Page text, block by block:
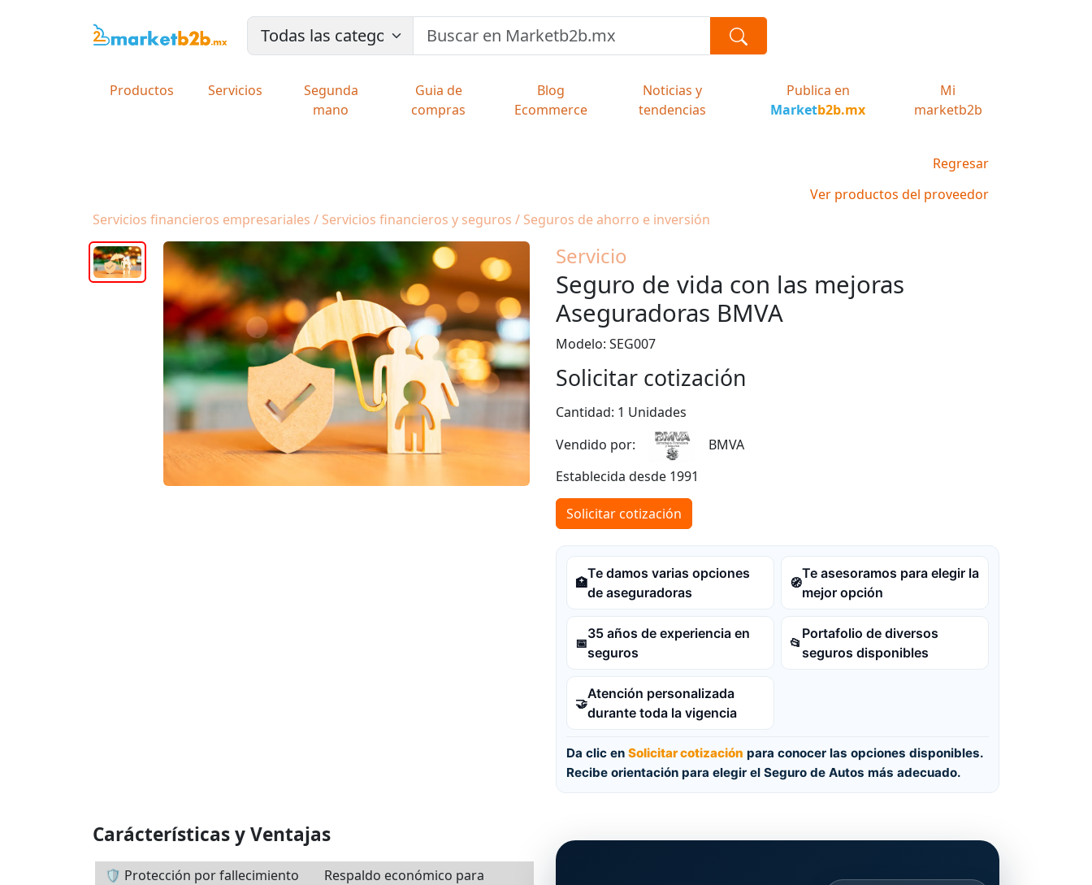
Productos Servicios
Segunda
mano
Guia de
compras
Blog
Ecommerce
Noticias y
tendencias
Publica en
Marketb2b.mx
Mi
marketb2b
Regresar
Ver productos del proveedor
Servicios financieros empresariales / Servicios financieros y seguros / Seguros de ahorro e inversión
Servicio
Seguro de vida con las mejoras
Aseguradoras BMVA
Modelo: SEG007
Solicitar cotización
Cantidad: 1 Unidades
Vendido por:
BMVA
Establecida desde 1991
Solicitar cotización
🏥
Te damos varias opciones
de aseguradoras
🧭
Te asesoramos para elegir la
mejor opción
📅
35 años de experiencia en
seguros
📂
Portafolio de diversos
seguros disponibles
🤝
Atención personalizada
durante toda la vigencia
Da clic en Solicitar cotización para conocer las opciones disponibles.
Recibe orientación para elegir el Seguro de Autos más adecuado.
Carácterísticas y Ventajas
🛡️ Protección por fallecimiento
Respaldo económico para